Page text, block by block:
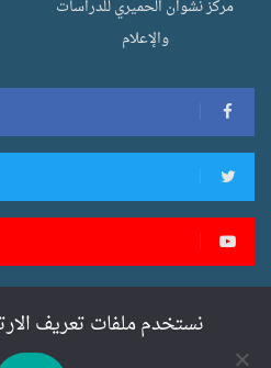
مركز نشوان الحميري للدراسات
والإعلام
تصميم
نستخدم ملفات تعريف